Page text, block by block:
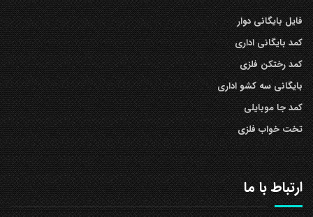
فایل بایگانی دوار
کمد بایگانی اداری
کمد رختکن فلزی
بایگانی سه کشو اداری
کمد جا موبایلی
تخت خواب فلزی
ارتباط با ما